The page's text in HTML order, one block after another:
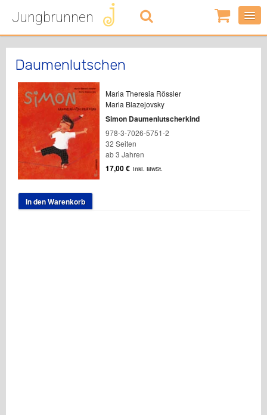
Jungbrunnen
0
Artikel
-
Daumenlutschen
Maria Theresia Rössler
Maria Blazejovsky
Simon Daumenlutscherkind
978-3-7026-5751-2
32 Seiten
ab 3 Jahren
17,00€ inkl. MwSt.
In den Warenkorb